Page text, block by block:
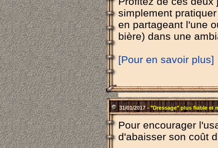
simplement
en partageant l'une
bière) dans une
[Pour en savoir plus]
31/01/2017 -"Dressage" plus fiable et
Pour encourager
d'abaisser son coût